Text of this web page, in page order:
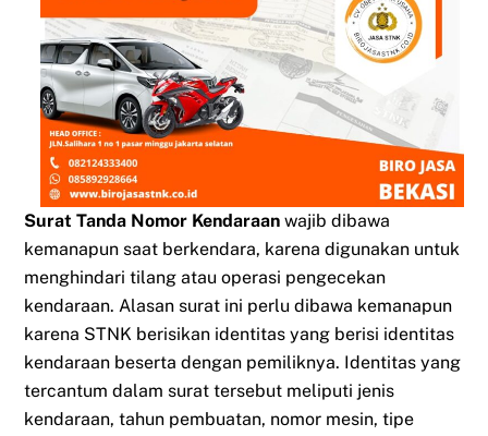
Surat Tanda Nomor Kendaraan wajib dibawa
kemanapun saat berkendara, karena digunakan untuk
menghindari tilang atau operasi pengecekan
kendaraan. Alasan surat ini perlu dibawa kemanapun
karena STNK berisikan identitas yang berisi identitas
kendaraan beserta dengan pemiliknya. Identitas yang
tercantum dalam surat tersebut meliputi jenis
kendaraan, tahun pembuatan, nomor mesin, tipe